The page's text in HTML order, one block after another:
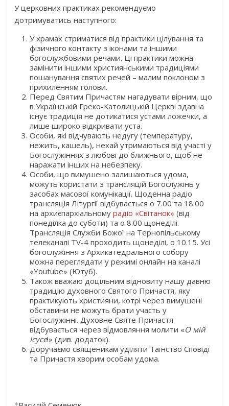
У церковних практиках рекомендуємо
дотримуватись наступного:
У храмах стриматися від практики цілування та
фізичного контакту з іконами та іншими
богослужбовими речами. Ці практики можна
замінити іншими християнськими традиціями
пошанування святих речей – малим поклоном з
прихиленням голови.
Перед Святим Причастям нагадувати вірним, що
в Українській Греко-Католицькій Церкві здавна
існує традиція не дотикатися устами ложечки, а
лише широко відкривати уста.
Особи, які відчувають недугу (температуру,
нежить, кашель), нехай утримаються від участі у
Богослужіннях з любові до ближнього, щоб не
наражати інших на небезпеку.
Особи, що вимушено залишаються удома,
можуть користати з трансляцій Богослужінь у
засобах масової комунікації. Щоденна радіо
трансляція Літургії відбувається о 7.00 та 18.00
на архиєпархіальномурадіо «Світанок» (від
понеділка до суботи) та о 8.00 щонеділі.
Трансляція Служби Божої на Тернопільському
телеканалі ТV-4 проходить щонеділі, о 10.15. Усі
богослужіння з Архикатедрального собору
можна переглядати у режимі онлайн на каналі
«Youtube» (Ютуб).
Також вважаю доцільним відновиту нашу давню
традицію духовного Святого Причастя, яку
практикують християни, котрі через вимушені
обставини не можуть брати участь у
Богослужінні. Духовне Святе Причастя
відбувається через відмовляння молити «О мій
Ісусе!» (див. додаток).
Доручаємо священикам уділяти Таїнство Сповіді
та Причастя хворим особам удома.